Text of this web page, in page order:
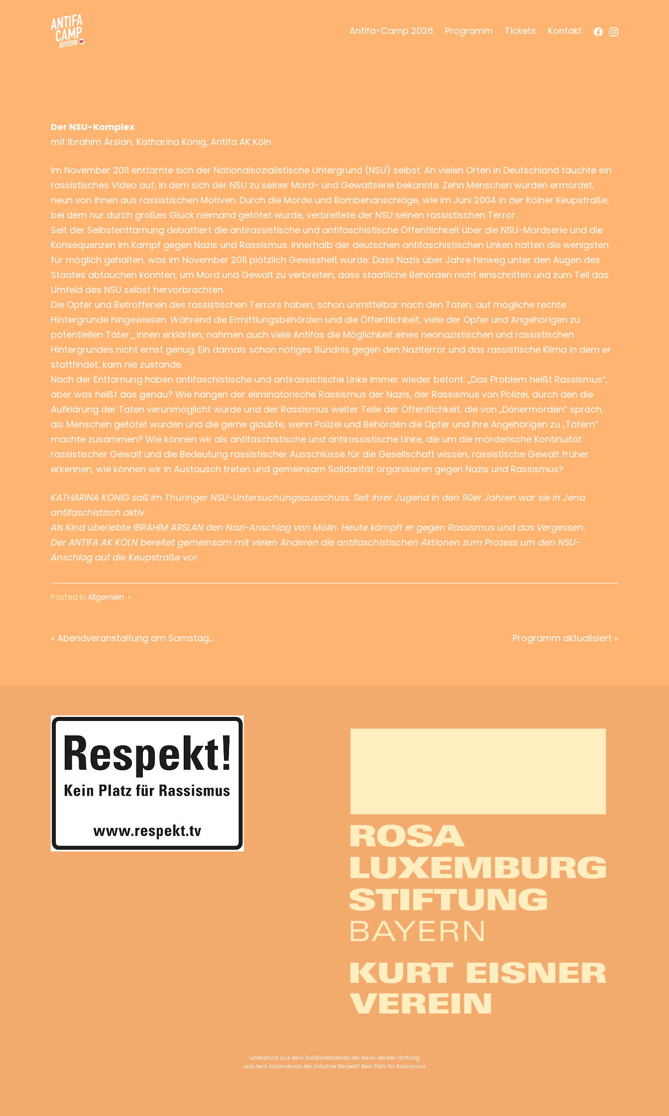
Antifa-Camp 2026 Programm Tickets Kontakt Facebook
Instagram
Der NSU-Komplex
mit Ibrahim Arslan, Katharina König, Antifa AK Köln
Im November 2011 enttarnte sich der Nationalsozialistische Untergrund (NSU) selbst. An vielen Orten in Deutschland tauchte ein
rassistisches Video auf, in dem sich der NSU zu seiner Mord- und Gewaltserie bekannte. Zehn Menschen wurden ermordet,
neun von ihnen aus rassistischen Motiven. Durch die Morde und Bombenanschläge, wie im Juni 2004 in der Kölner Keupstraße,
bei dem nur durch großes Glück niemand getötet wurde, verbreitete der NSU seinen rassistischen Terror.
Seit der Selbstenttarnung debattiert die antirassistische und antifaschistische Öffentlichkeit über die NSU-Mordserie und die
Konsequenzen im Kampf gegen Nazis und Rassismus. Innerhalb der deutschen antifaschistischen Linken hatten die wenigsten
für möglich gehalten, was im November 2011 plötzlich Gewissheit wurde: Dass Nazis über Jahre hinweg unter den Augen des
Staates abtauchen konnten, um Mord und Gewalt zu verbreiten, dass staatliche Behörden nicht einschritten und zum Teil das
Umfeld des NSU selbst hervorbrachten.
Die Opfer und Betroffenen des rassistischen Terrors haben, schon unmittelbar nach den Taten, auf mögliche rechte
Hintergründe hingewiesen. Während die Ermittlungsbehörden und die Öffentlichkeit, viele der Opfer und Angehörigen zu
potentiellen Täter_innen erklärten, nahmen auch viele Antifas die Möglichkeit eines neonazistischen und rassistischen
Hintergrundes nicht ernst genug. Ein damals schon nötiges Bündnis gegen den Naziterror und das rassistische Klima in dem er
stattfindet, kam nie zustande.
Nach der Enttarnung haben antifaschistische und antirassistische Linke immer wieder betont: „Das Problem heißt Rassismus“,
aber was heißt das genau? Wie hängen der eliminatorische Rassismus der Nazis, der Rassismus von Polizei, durch den die
Aufklärung der Taten verunmöglicht wurde und der Rassismus weiter Teile der Öffentlichkeit, die von „Dönermorden“ sprach,
als Menschen getötet wurden und die gerne glaubte, wenn Polizei und Behörden die Opfer und ihre Angehörigen zu „Tätern“
machte zusammen? Wie können wir als antifaschistische und antirassistische Linke, die um die mörderische Kontinuität
rassistischer Gewalt und die Bedeutung rassistischer Ausschlüsse für die Gesellschaft wissen, rassistische Gewalt früher
erkennen, wie können wir in Austausch treten und gemeinsam Solidarität organisieren gegen Nazis und Rassismus?
KATHARINA KÖNIG saß im Thüringer NSU-Untersuchungsausschuss. Seit ihrer Jugend in den 90er Jahren war sie in Jena
antifaschistisch aktiv.
Als Kind überlebte IBRAHIM ARSLAN den Nazi-Anschlag von Mölln. Heute kämpft er gegen Rassismus und das Vergessen.
Der ANTIFA AK KÖLN bereitet gemeinsam mit vielen Anderen die antifaschistischen Aktionen zum Prozess um den NSU-
Anschlag auf die Keupstraße vor.
Posted in Allgemein •
Beitragsnavigation Programm aktualisiert »
« Abendveranstaltung am Samstag…
unterstützt aus dem Solidaritätsfonds der Hans-Böckler-Stiftung
und dem Aktionsfonds der Initiative Respekt! Kein Platz für Rassismus